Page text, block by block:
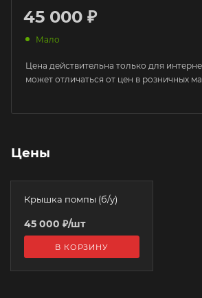
45 000 ₽
Мало
Цена действительна только для
может отличаться от цен в розничных
Цены
Крышка помпы (б/у)
45 000 ₽/шт
В КОРЗИНУ